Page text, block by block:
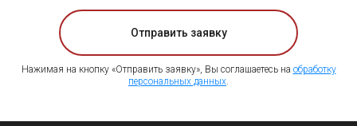
Отправить заявку
Нажимая на кнопку «Отправить заявку», Вы соглашаетесь на обработку
персональных данных.